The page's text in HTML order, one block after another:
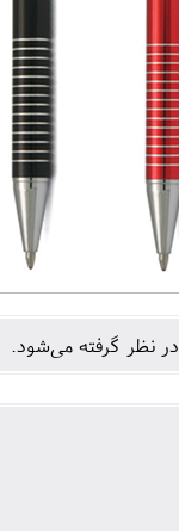
در نظر گرفته می‌شود.